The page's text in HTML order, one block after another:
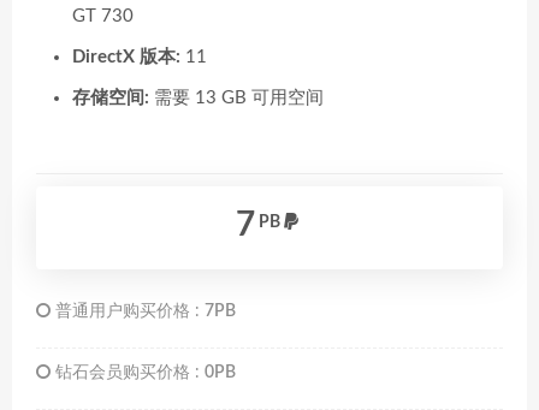
GT 730
DirectX 版本: 11
存储空间: 需要 13 GB 可用空间
7 PB
普通用户购买价格 : 7PB
钻石会员购买价格 : 0PB